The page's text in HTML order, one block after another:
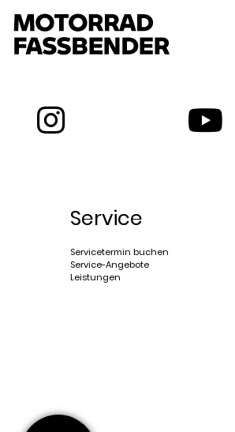
Service
Servicetermin buchen
Service-Angebote
Leistungen